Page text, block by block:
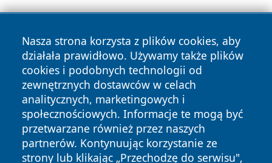
Nasza strona korzysta z plików cookies, aby
działała prawidłowo. Używamy także plików
cookies i podobnych technologii od
zewnętrznych dostawców w celach
analitycznych, marketingowych i
społecznościowych. Informacje te mogą być
przetwarzane również przez naszych
partnerów. Kontynuując korzystanie ze
strony lub klikając „Przechodzę do serwisu",
Copyright © 2026 mojzgierz.pl Wszystkie prawa zastrzeżone.
News Autorzy
Polityka
Prywatności
Polityka
Cookies